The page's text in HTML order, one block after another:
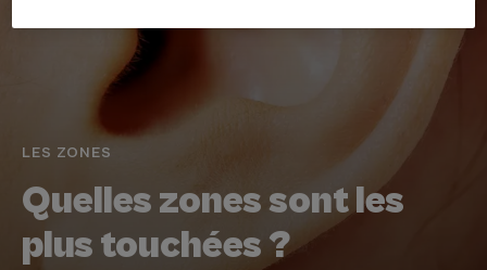
LES ZONES
Quelles zones sont les
plus touchées ?